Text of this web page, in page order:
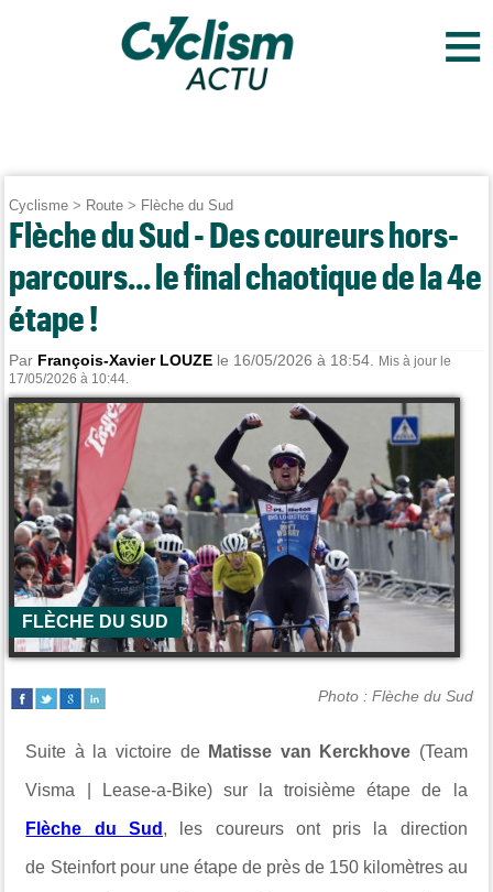
≡
Cyclisme > Route > Flèche du Sud
Flèche du Sud - Des coureurs hors-
parcours... le final chaotique de la 4e
étape !
Par François-Xavier LOUZE le 16/05/2026 à 18:54.
Mis à jour le
17/05/2026 à 10:44.
FLÈCHE DU SUD
Photo : Flèche du Sud
Suite à la victoire de Matisse van Kerckhove (Team
Visma | Lease-a-Bike) sur la troisième étape de la
Flèche du Sud , les coureurs ont pris la direction
de Steinfortpour une étape de près de 150 kilomètres au